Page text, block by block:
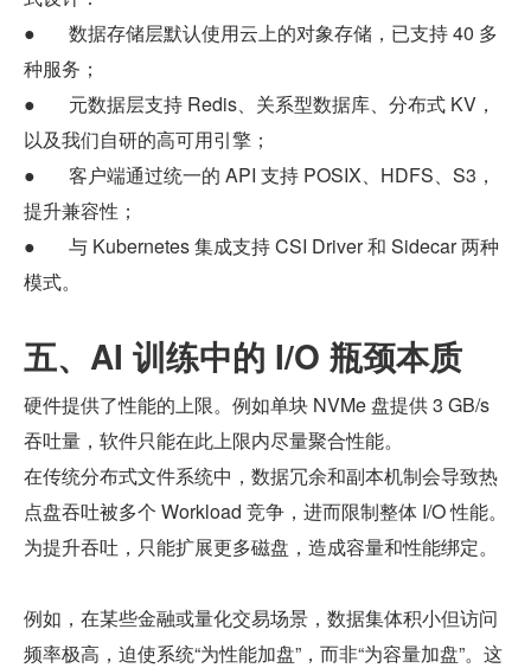
●       数据存储层默认使用云上的对象存储，已支持 40 多
种服务；
●       元数据层支持 Redis、关系型数据库、分布式 KV，
以及我们自研的高可用引擎；
●       客户端通过统一的 API 支持 POSIX、HDFS、S3，
提升兼容性；
●       与 Kubernetes 集成支持 CSI Driver 和 Sidecar 两种
模式。
五、AI 训练中的 I/O 瓶颈本质
硬件提供了性能的上限。例如单块 NVMe 盘提供 3 GB/s
吞吐量，软件只能在此上限内尽量聚合性能。
在传统分布式文件系统中，数据冗余和副本机制会导致热
点盘吞吐被多个 Workload 竞争，进而限制整体 I/O 性能。
为提升吞吐，只能扩展更多磁盘，造成容量和性能绑定。
例如，在某些金融或量化交易场景，数据集体积小但访问
频率极高，迫使系统“为性能加盘”，而非“为容量加盘”。这